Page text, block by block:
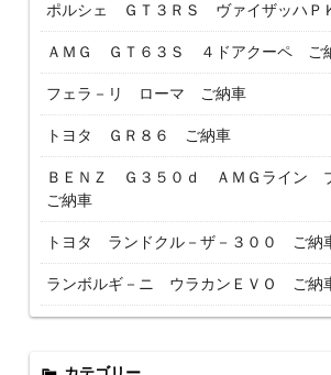
ポルシェ ＧＴ３ＲＳ ヴァイザッハＰ
ＡＭＧ ＧＴ６３Ｓ ４ドアクーペ ご
フェラ－リ ローマ ご納車
トヨタ ＧＲ８６ ご納車
ＢＥＮＺ Ｇ３５０ｄ ＡＭＧライン
ご納車
トヨタ ランドクル－ザ－３００ ご納
ランボルギ－ニ ウラカンＥＶＯ ご納